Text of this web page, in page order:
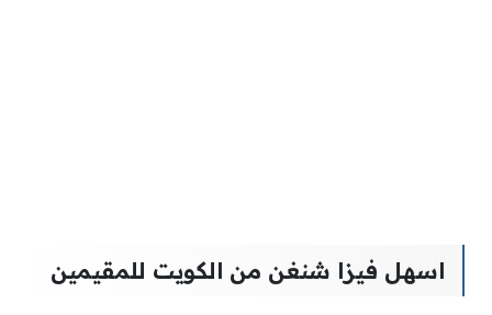
اسهل فيزا شنغن من الكويت للمقيمين